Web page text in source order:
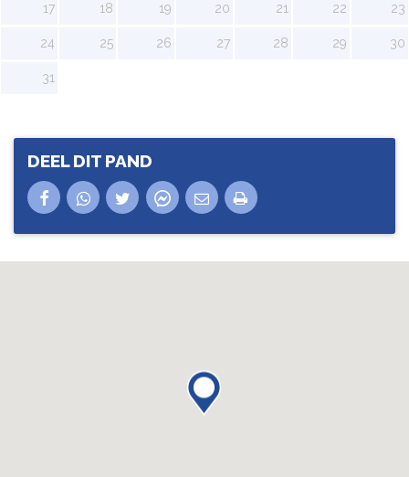
17 18 19 20 21 22 23
24 25 26 27 28 29 30
31
DEEL DIT PAND